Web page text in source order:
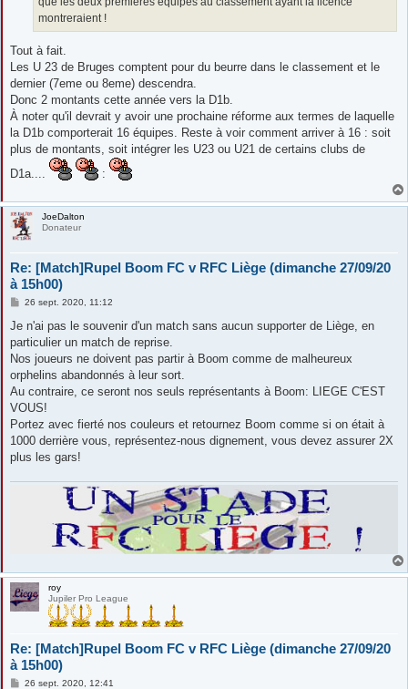
montreraient !
Tout à fait.
Les U 23 de Bruges comptent pour du beurre dans le classement et le
dernier (7eme ou 8eme) descendra.
Donc 2 montants cette année vers la D1b.
À noter qu'il devrait y avoir une prochaine réforme aux termes de laquelle
la D1b comporterait 16 équipes. Reste à voir comment arriver à 16 : soit
plus de montants, soit intégrer les U23 ou U21 de certains clubs de
D1a....
:
JoeDalton
Donateur
Re: [Match]Rupel Boom FC v RFC Liège (dimanche 27/09/20
à 15h00)
M
s
a
g
26 sept. 2020, 11:12
Je n'ai pas le souvenir d'un match sans aucun supporter de Liège, en
particulier un match de reprise.
Nos joueurs ne doivent pas partir à Boom comme de malheureux
orphelins abandonnés à leur sort.
Au contraire, ce seront nos seuls représentants à Boom: LIEGE C'EST
VOUS!
Portez avec fierté nos couleurs et retournez Boom comme si on était à
1000 derrière vous, représentez-nous dignement, vous devez assurer 2X
plus les gars!
roy
Jupiler Pro League
Re: [Match]Rupel Boom FC v RFC Liège (dimanche 27/09/20
à 15h00)
M26 sept. 2020, 12:41